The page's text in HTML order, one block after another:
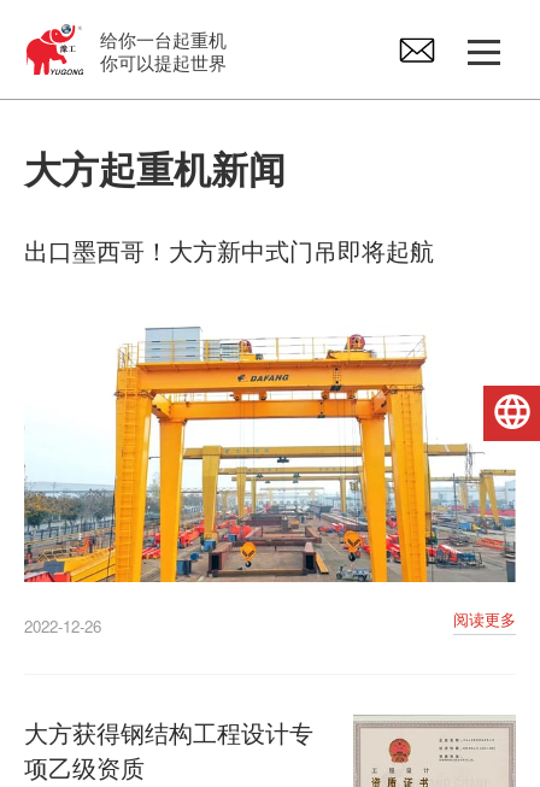
给你一台起重机
你可以提起世界
龙门起重机
电动葫芦
起重机配件
关于我们
新闻
案例
大方起重机新闻
出口墨西哥！大方新中式门吊即将起航
2022-12-26 阅读更多
大方获得钢结构工程设计专
项乙级资质
简体中文